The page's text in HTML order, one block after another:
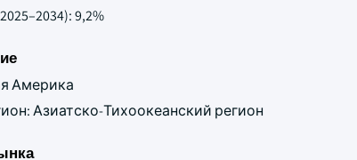
9,2%
Америка
Азиатско-Тихоокеанский регион